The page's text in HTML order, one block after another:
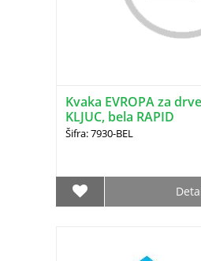
Kvaka EVROPA za
KLJUC, bela RAPID
Šifra: 7930-BEL